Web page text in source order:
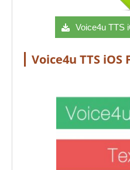
Voice4u TTS
Voice4u TTS